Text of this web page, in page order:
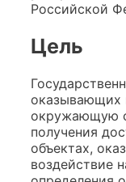
Российской
Цель
оказывающих
окружающую
получения
объектах,
воздействие